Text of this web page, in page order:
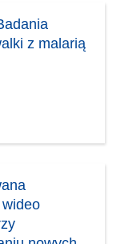
z malarią